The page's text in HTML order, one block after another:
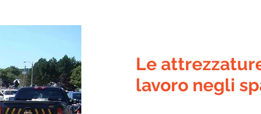
Le
lavoro negli